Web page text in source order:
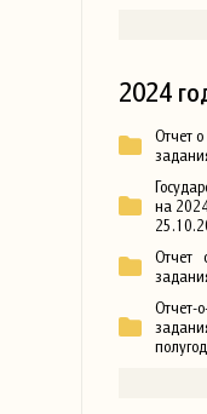
2024
Отчет
на
Отчет
Отчет-